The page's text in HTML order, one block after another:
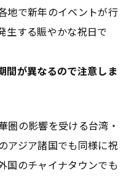
地で新年のイベントが行
生する賑やかな祝日で
間が異なるので注意しま
圏の影響を受ける台湾・
アジア諸国でも同様に祝
国のチャイナタウンでも